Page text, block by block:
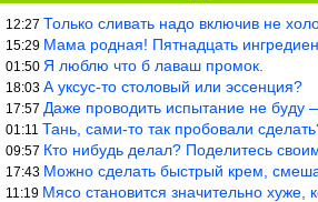
12:27 Только сливать надо включив не
15:29 Мама родная! Пятнадцать
01:50 Я люблю что б лаваш промок.
18:03 А уксус-то столовый или эссенция?
17:57 Даже проводить испытание не буду — в
01:11 Тань, сами-то так пробовали сделать?
09:57 Кто нибудь делал? Поделитесь
17:43 Можно сделать быстрый крем, смешав 2
11:19 Мясо становится значительно хуже,